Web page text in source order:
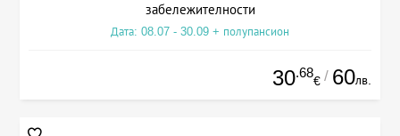
забележителности
Дата: 08.07 - 30.09 + полупансион
30.68
€ / 60лв.